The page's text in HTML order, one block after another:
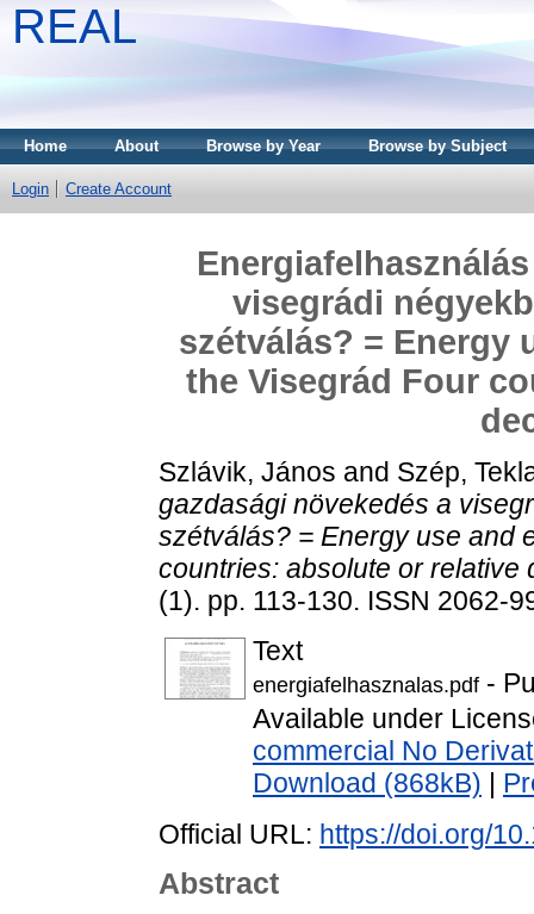
REAL
Home About Browse by Year Browse by Subject
Login Create Account
visegrádi
szétválás? = Energy
the Visegrád Four
Szlávik, János and Szép,
gazdasági növekedés a
szétválás? = Energy use and
countries: absolute or relative
(1). pp. 113-130. ISSN 2062-
Text
energiafelhasznalas.pdf -
Available under
commercial No
Download (868kB)
Official URL: https://doi.org/
Abstract